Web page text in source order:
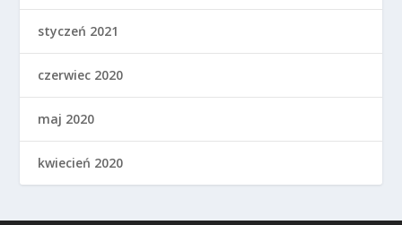
styczeń 2021
czerwiec 2020
maj 2020
kwiecień 2020